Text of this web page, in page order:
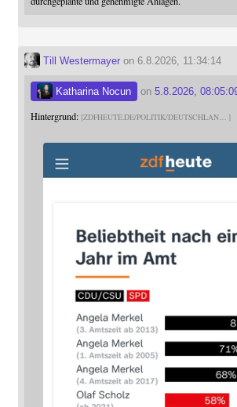
Till Westermayeron 6.8.2026, 11:34:14
Katharina Nocun on 5.8.2026,
Hintergrund: ZDFHEUTE.DE/POLITIK/DEUTSCHLAN